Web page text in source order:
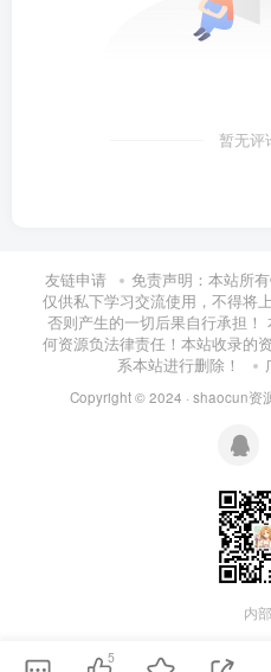
| ├──第[1]讲：
| | └──第[1]讲：
| └──本课程学习资料.zip
| | └──3.项目功能分析及数据访
| ├──4.数据库视图与存储过程【
| | └──4.数据库视图与存储过程
| ├──6.SEO讲解
| | └──6.SEO讲解
| └──5.项目实现过程.rar
| ├──第01节：权限管理系统基础
| | └──第01节：权限管理系统基
| | └──第02节：权限管理系统实
| ├──第03节：权限管理系统实现
| | └──第03节：权限管理系统实
| ├──第04节：权限管理系统实现
| | └──第04节：权限管理系统实
| ├──第05节：权限管理系统实现
| └──项目资料.rar 330.12kb
暂无评
友链申请
免责声明：本站所
仅供私下学习交流使用，不得将
否则产生的一切后果自行承担
何资源负法律责任！本站收录的
系本站进行删除！
Copyright © 2024 · shaocun资
内
5